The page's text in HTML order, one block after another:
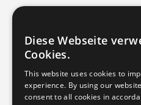
Niederlassungen und
unterstützen den Verkauf und
Service für unsere Kunden
Diese Webseite
Cookies.
This website uses cookies to
experience. By using our
consent to all cookies in